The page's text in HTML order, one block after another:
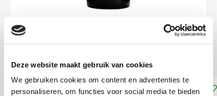
Deze website maakt gebruik van cookies
We gebruiken cookies om content en advertenties te
personaliseren, om functies voor social media te bieden
DIRECT LEVERBAAR
Toevoegen aan winkelwagen